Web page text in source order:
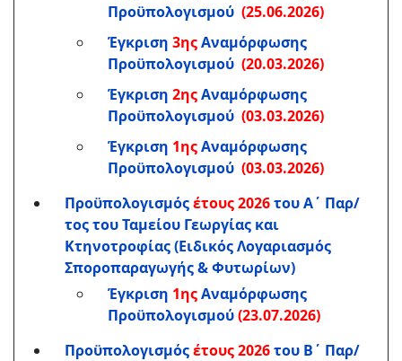
Προϋπολογισμού (25.06.2026)
Έγκριση 3ηςΑναμόρφωσης
Προϋπολογισμού (20.03.2026)
Έγκριση 2ηςΑναμόρφωσης
Προϋπολογισμού (03.03.2026)
Έγκριση 1ηςΑναμόρφωσης
Προϋπολογισμού (03.03.2026)
Προϋπολογισμόςέτους 2026του Α΄ Παρ/
τος του Ταμείου Γεωργίας και
Κτηνοτροφίας (Ειδικός Λογαριασμός
Σποροπαραγωγής & Φυτωρίων)
Έγκριση 1ηςΑναμόρφωσης
Προϋπολογισμού(23.07.2026)
Προϋπολογισμόςέτους 2026του Β΄ Παρ/